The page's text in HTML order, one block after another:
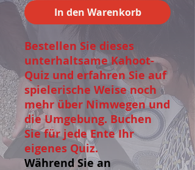
In den Warenkorb
Bestellen Sie dieses
unterhaltsame Kahoot-
Quiz und erfahren Sie auf
spielerische Weise noch
mehr über Nimwegen und
die Umgebung. Buchen
Sie für jede Ente Ihr
eigenes Quiz.
Während Sie an